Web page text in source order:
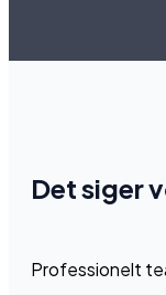
Det siger
Professionelt